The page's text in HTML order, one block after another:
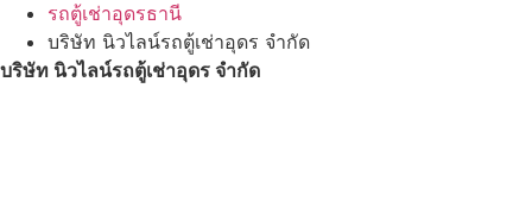
รถตู้เช่าอุดรธานี
บริษัท นิวไลน์รถตู้เช่าอุดร จำกัด
บริษัท นิวไลน์รถตู้เช่าอุดร จำกัด